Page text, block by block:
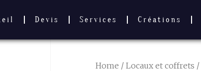
Devis Services Créations
Home / Locaux et coffrets /